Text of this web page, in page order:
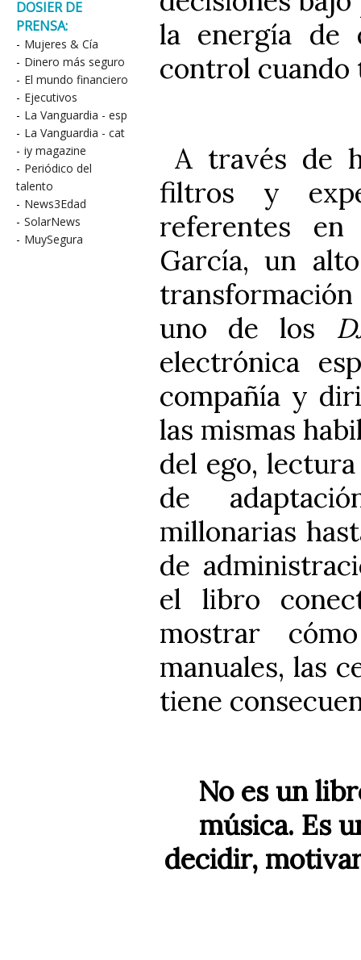
DOSIER DE
PRENSA:
- Mujeres & Cía
- Dinero más seguro
- El mundo financiero
- Ejecutivos
- La Vanguardia - esp
- La Vanguardia - cat
- iy magazine
- Periódico del
talento
- News3Edad
- SolarNews
- MuySegura
la energía de
control cuando
A través de
filtros y
referentes
García, un
uno de los
electrónica
compañía y
las mismas
del ego,
de
millonarias
de
el libro
mostrar
manuales, las
tiene
No es un
música. Es
decidir,